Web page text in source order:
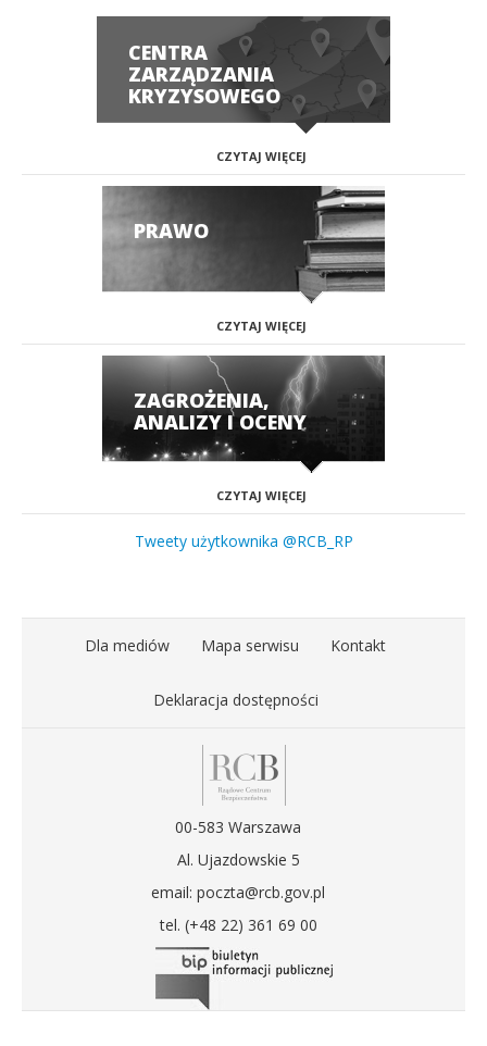
CENTRA
ZARZĄDZANIA
KRYZYSOWEGO
CZYTAJ WIĘCEJ
PRAWO
CZYTAJ WIĘCEJ
ZAGROŻENIA,
ANALIZY I OCENY
CZYTAJ WIĘCEJ
Tweety użytkownika @RCB_RP
Dla mediów Mapa serwisu Kontakt
Deklaracja dostępności
00-583 Warszawa
Al. Ujazdowskie 5
email: poczta@rcb.gov.pl
tel. (+48 22) 361 69 00